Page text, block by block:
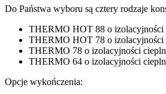
Do Państwa wyboru są cztery rodzaje
THERMO HOT 88 o izolacyjności
THERMO HOT 78 o izolacyjności
THERMO 78 o izolacyjności
THERMO 64 o izolacyjności
Opcje wykończenia: